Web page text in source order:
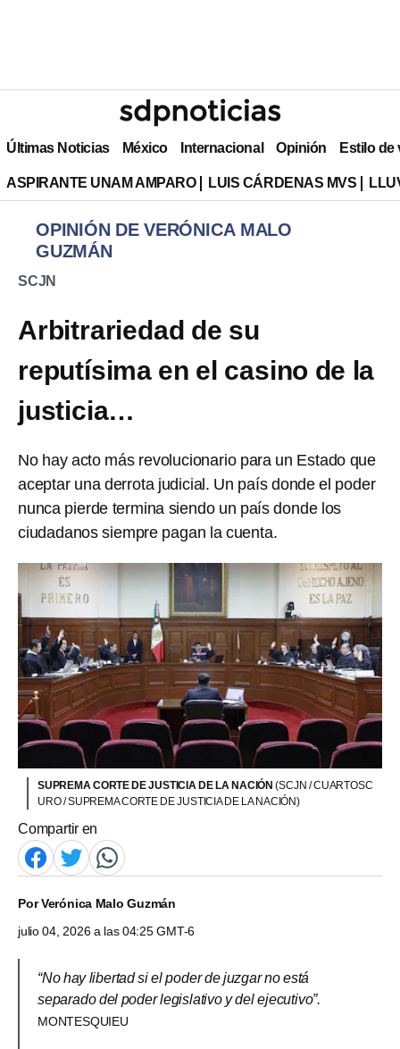
Últimas Noticias México Internacional Opinión Estilo de
ASPIRANTE UNAM AMPARO LUIS CÁRDENAS MVS
OPINIÓN DE VERÓNICA MALO
GUZMÁN
SCJN
Arbitrariedad de su
reputísima en el casino de la
justicia…
No hay acto más revolucionario para un Estado que
aceptar una derrota judicial. Un país donde el poder
nunca pierde termina siendo un país donde los
ciudadanos siempre pagan la cuenta.
SUPREMA CORTE DE JUSTICIA DE LA NACIÓN(SCJN / CUARTOSC
URO / SUPREMA CORTE DE JUSTICIA DE LA NACIÓN)
Compartir en
PorVerónica Malo Guzmán
julio 04, 2026 a las 04:25 GMT-6
“No hay libertad si el poder de juzgar no está
separado del poder legislativo y del ejecutivo”.
MONTESQUIEU